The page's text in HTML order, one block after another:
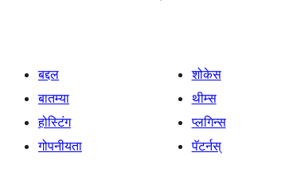
बद्दल
बातम्या
होस्टिंग
गोपनीयता
शोकेस
थीम्स
प्लगिन्स
पॅटर्नस्